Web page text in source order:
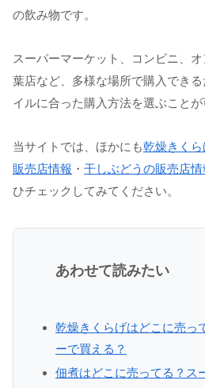
の飲み物です。
スーパーマーケット、コンビニ、
葉店など、多様な場所で購入でき
イルに合った購入方法を選ぶことが
当サイトでは、ほかにも乾燥きく
販売店情報 ・ 干しぶどうの販売店情
ひチェックしてみてください。
あわせて読みたい
乾燥きくらげはどこに売っ
ーで買える？
佃煮はどこに売ってる？ス